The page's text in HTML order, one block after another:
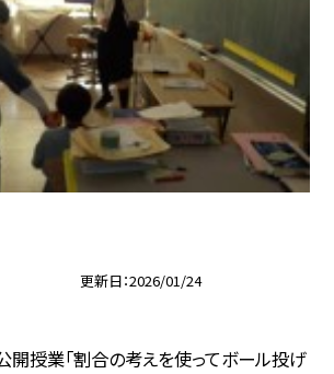
更新日 2026/01/24
公開授業「割合の考えを使ってボール投げ